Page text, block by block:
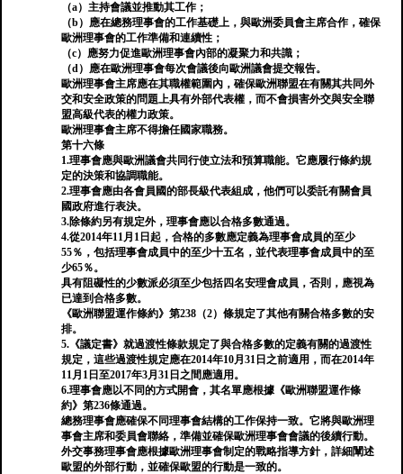
（a）主持會議並推動其工作；
（b）應在總務理事會的工作基礎上，與歐洲委員會主席合作，確保
歐洲理事會的工作準備和連續性；
（c）應努力促進歐洲理事會內部的凝聚力和共識；
（d）應在歐洲理事會每次會議後向歐洲議會提交報告。
歐洲理事會主席應在其職權範圍內，確保歐洲聯盟在有關其共同外
交和安全政策的問題上具有外部代表權，而不會損害外交與安全聯
盟高級代表的權力政策。
歐洲理事會主席不得擔任國家職務。
第十六條
1.理事會應與歐洲議會共同行使立法和預算職能。它應履行條約規
定的決策和協調職能。
2.理事會應由各會員國的部長級代表組成，他們可以委託有關會員
國政府進行表決。
3.除條約另有規定外，理事會應以合格多數通過。
4.從2014年11月1日起，合格的多數應定義為理事會成員的至少
55％，包括理事會成員中的至少十五名，並代表理事會成員中的至
少65％。
具有阻礙性的少數派必須至少包括四名安理會成員，否則，應視為
已達到合格多數。
《歐洲聯盟運作條約》第238（2）條規定了其他有關合格多數的安
排。
5.《議定書》就過渡性條款規定了與合格多數的定義有關的過渡性
規定，這些過渡性規定應在2014年10月31日之前適用，而在2014年
11月1日至2017年3月31日之間應適用。
6.理事會應以不同的方式開會，其名單應根據《歐洲聯盟運作條
約》第236條通過。
總務理事會應確保不同理事會結構的工作保持一致。它將與歐洲理
事會主席和委員會聯絡，準備並確保歐洲理事會會議的後續行動。
外交事務理事會應根據歐洲理事會制定的戰略指導方針，詳細闡述
歐盟的外部行動，並確保歐盟的行動是一致的。